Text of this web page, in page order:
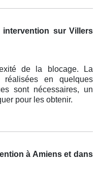
intervention sur Villers
de la blocage. La
réalisées en quelques
sont nécessaires, un
pour les obtenir.
à Amiens et dans